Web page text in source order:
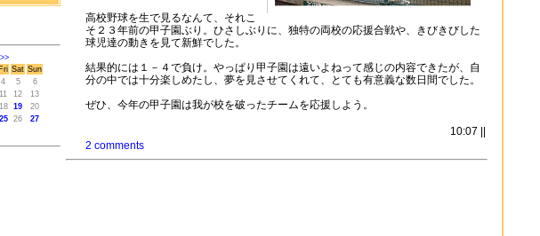
>>
Fri Sat Sun
4 5
6
11 12
13
18 19
20
25 26
27
高校野球を生で見るなんて、それこ
そ２３年前の甲子園ぶり。ひさしぶりに、独特の両校の応援合戦や、きびきびした
球児達の動きを見て新鮮でした。
結果的には１－４で負け。やっぱり甲子園は遠いよねって感じの内容できたが、自
分の中では十分楽しめたし、夢を見させてくれて、とても有意義な数日間でした。
ぜひ、今年の甲子園は我が校を破ったチームを応援しよう。
10:07 ||
2 comments